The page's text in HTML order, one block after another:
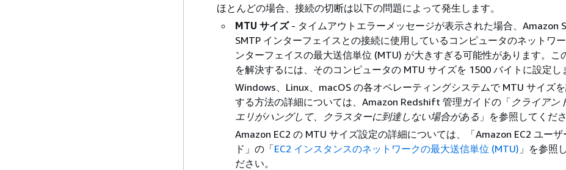
ほとんどの場合、接続の切断は以下の問題によって発生します。
MTU サイズ- タイムアウトエラーメッセージが表示された場合、Amazon
SMTP インターフェイスとの接続に使用しているコンピュータのネットワ
ンターフェイスの最大送信単位 (MTU) が大きすぎる可能性があります。こ
を解決するには、そのコンピュータの MTU サイズを 1500 バイトに設定し
Windows、Linux、macOS の各オペレーティングシステムで MTU サイズ
する方法の詳細については、Amazon Redshift 管理ガイドの「 クライアン
エリがハングして、クラスターに到達しない場合がある 」を参照してくださ
Amazon EC2 の MTU サイズ設定の詳細については、「Amazon EC2 ユーザ
ド」の「EC2 インスタンスのネットワークの最大送信単位 (MTU) 」を参照
ださい。